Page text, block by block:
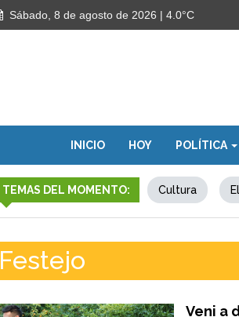
Sábado, 8 de agosto de 2026 | 4.0°C
INICIO HOY POLÍTICA
TEMAS DEL MOMENTO: Cultura
Festejo
Veni a